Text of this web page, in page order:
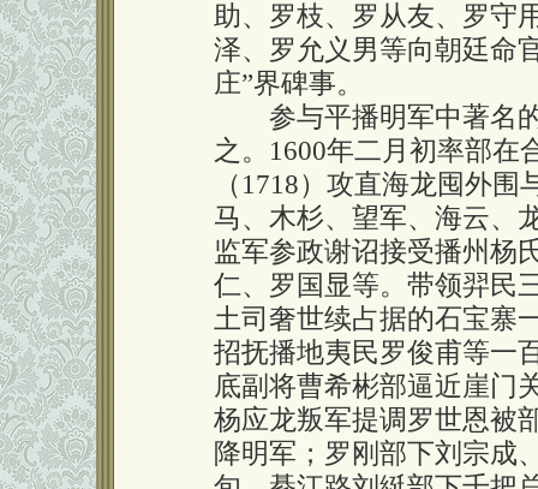
助、罗枝、罗从友、罗守
泽、罗允义男等向朝廷命
庄”界碑事。
参与平播明军中著名的
之。1600年二月初率部在
（1718）攻直海龙囤外
马、木杉、望军、海云、
监军参政谢诏接受播州杨
仁、罗国显等。带领羿民
土司奢世续占据的石宝寨
招抚播地夷民罗俊甫等一
底副将曹希彬部逼近崖门
杨应龙叛军提调罗世恩被
降明军；罗刚部下刘宗成